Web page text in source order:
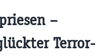
–
Terror-